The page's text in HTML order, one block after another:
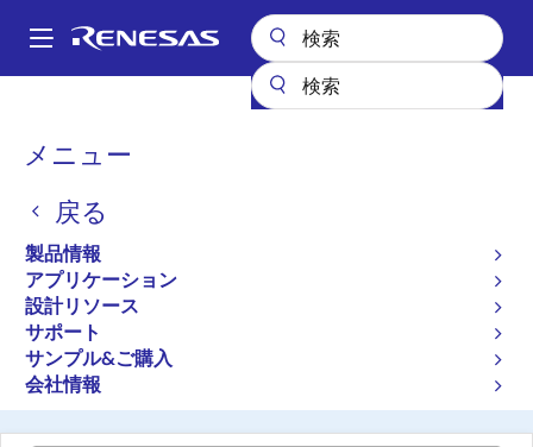
ン
Main
メニュー
戻る
製品情報
アプリケーション
設計リソース
サポート
サンプル&ご購入
会社情報
パ
く
ず
SLG7EVBFORGE
1K LUT ForgeFPGA評価ボー
ド
SLG7EVBFORGE
ご購入
ForgeFPGA Evaluation Board R2.0 User's Manual